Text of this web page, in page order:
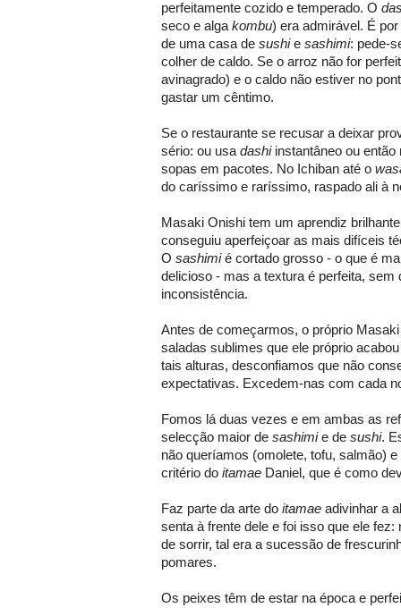
perfeitamente cozido e temperado. O
seco e algakombu) era admirável. É
de uma casa de sushie sashimi: pede-
colher de caldo. Se o arroz não for
avinagrado) e o caldo não estiver no
gastar um cêntimo.
Se o restaurante se recusar a deixar
sério: ou usadashi instantâneo ou
sopas em pacotes. No Ichiban até o
do caríssimo e raríssimo, raspado ali à
Masaki Onishi tem um aprendiz
conseguiu aperfeiçoar as mais difíceis
O sashimié cortado grosso - o que é
delicioso - mas a textura é perfeita, sem
inconsistência.
Antes de começarmos, o próprio
saladas sublimes que ele próprio
tais alturas, desconfiamos que não
expectativas. Excedem-nas com cada
Fomos lá duas vezes e em ambas as
selecção maior de sashimie de sushi.
não queríamos (omolete, tofu, salmão)
critério do itamae Daniel, que é como
Faz parte da arte do itamae adivinhar a
senta à frente dele e foi isso que ele
de sorrir, tal era a sucessão de
pomares.
Os peixes têm de estar na época e